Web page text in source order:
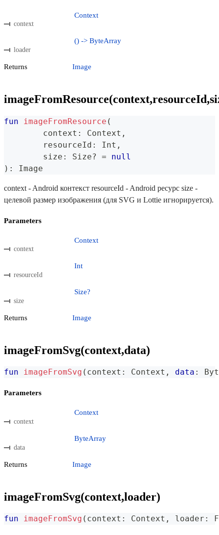
context
Context
loader
() -> ByteArray
Returns Image
fun imageFromResource (
	context
: Context ,
	resourceId
: Int ,
	size
: Size? =
null
) : Image
context - Android контекст resourceId - Android ресурс size -
целевой размер изображения (для SVG и Lottie игнорируется).
Parameters
context
Context
resourceId
Int
size
Size?
Returns Image
imageFromSvg(context,data)
fun imageFromSvg ( context : Context , data :
Parameters
context
Context
data
ByteArray
Returns Image
imageFromSvg(context,loader)
fun imageFromSvg ( context : Context , loader :